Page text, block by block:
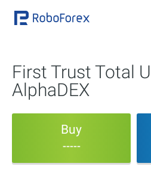
First Trust Total
AlphaDEX
Buy
-----